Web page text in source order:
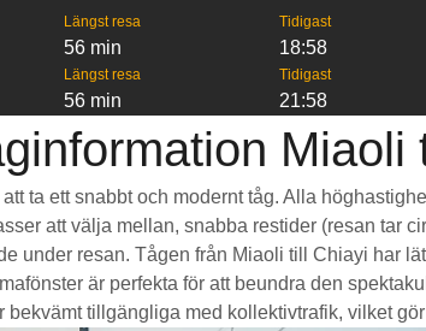
Längst resa
56 min
Tidigast
18:58
Längst resa
56 min
Tidigast
21:58
Miaoli
ta ett snabbt och modernt tåg. Alla
att välja mellan, snabba restider (resan tar
under resan. Tågen från Miaoli till Chiayi har
är perfekta för att beundra den
tillgängliga med kollektivtrafik, vilket